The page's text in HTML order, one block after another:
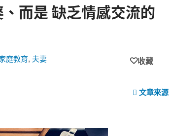
而是 缺乏情感交流的
庭教育, 夫妻 收藏
文章來源